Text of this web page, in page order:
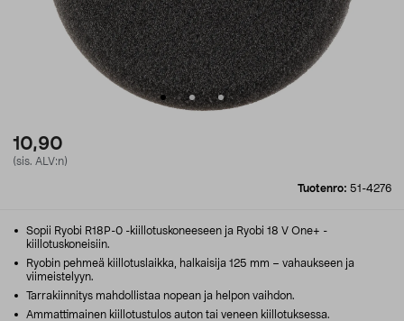
10,90
(sis. ALV:n)
Tuotenro: 51-4276
Sopii Ryobi R18P-0 -kiillotuskoneeseen ja Ryobi 18 V One+ -
kiillotuskoneisiin.
Ryobin pehmeä kiillotuslaikka, halkaisija 125 mm – vahaukseen ja
viimeistelyyn.
Tarrakiinnitys mahdollistaa nopean ja helpon vaihdon.
Ammattimainen kiillotustulos auton tai veneen kiillotuksessa.